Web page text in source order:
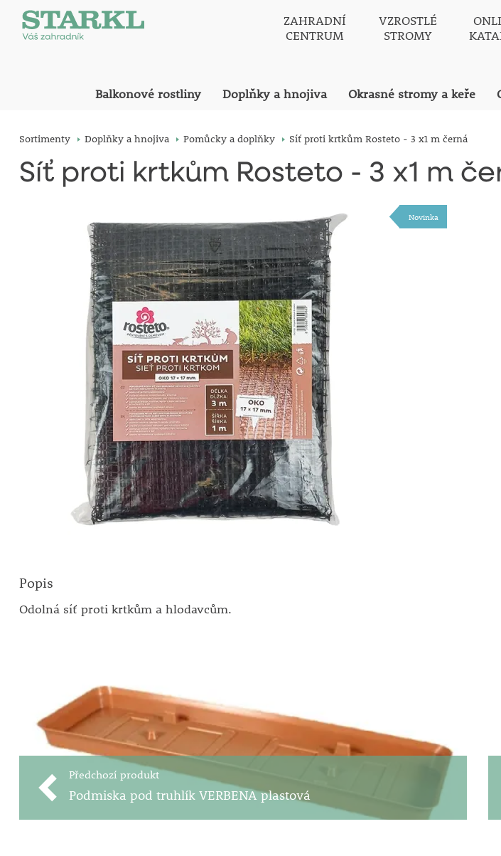
ZAHRADNÍ
CENTRUM
VZROSTLÉ
STROMY
Balkonové rostliny Doplňky a hnojiva Okrasné stromy a keře
Sortimenty Doplňky a hnojiva Pomůcky a doplňky Síť proti krtkům Rosteto - 3 x1 m černá
Síť proti krtkům Rosteto - 3 x1 m
Novinka
Popis
Odolná síť proti krtkům a hlodavcům.
Předchozí produkt
Podmiska pod truhlík VERBENA plastová